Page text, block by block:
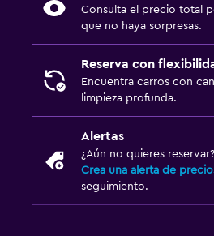
Consulta el precio total
que no haya sorpresas.
Reserva con
Encuentra carros con
limpieza profunda.
Alertas
¿Aún no quieres reservar?
Crea una alerta de
seguimiento.